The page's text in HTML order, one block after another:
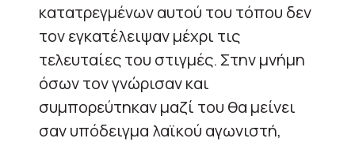
κατατρεγμένων αυτού του τόπου δεν
τον εγκατέλειψαν μέχρι τις
τελευταίες του στιγμές. Στην μνήμη
όσων τον γνώρισαν και
συμπορεύτηκαν μαζί του θα μείνει
σαν υπόδειγμα λαϊκού αγωνιστή,